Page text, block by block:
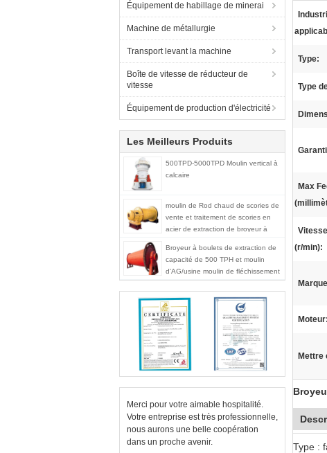
Équipement de habillage de minerai
Machine de métallurgie
Transport levant la machine
Boîte de vitesse de réducteur de
vitesse
Équipement de production d'électricité
Les Meilleurs Produits
500TPD-5000TPD Moulin vertical à
calcaire
moulin de Rod chaud de scories de
vente et traitement de scories en
acier de extraction de broyeur à
Broyeur à boulets de extraction de
capacité de 500 TPH et moulin
d'AG/usine moulin de fléchissement
pour l'usine de minerai
Merci pour votre aimable hospitalité.
Votre entreprise est très professionnelle,
nous aurons une belle coopération
dans un proche avenir.
Type:
Type
Max
(r/min):
Moteur:
Mettre
Type :